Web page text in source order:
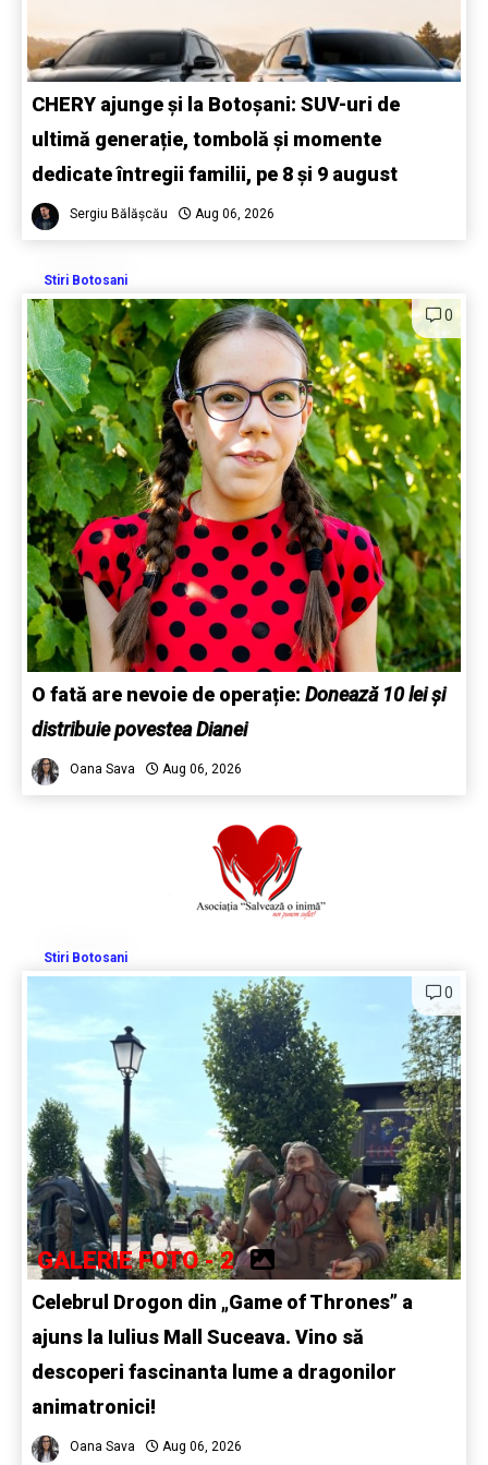
CHERY ajunge și la Botoșani: SUV-uri de
ultimă generație, tombolă și momente
dedicate întregii familii, pe 8 și 9 august
Sergiu Bălășcău Aug 06, 2026
Stiri Botosani
0
O fată are nevoie de operație: Donează 10 lei și
distribuie povestea Dianei
Oana Sava Aug 06, 2026
Stiri Botosani
0
GALERIE FOTO - 2
Celebrul Drogon din „Game of Thrones” a
ajuns la Iulius Mall Suceava. Vino să
descoperi fascinanta lume a dragonilor
animatronici!
Oana Sava Aug 06, 2026